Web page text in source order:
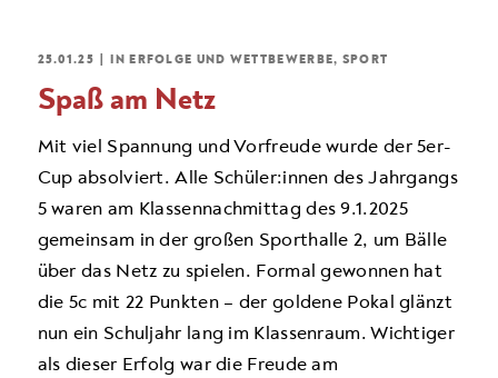
25.01.25 INERFOLGE UND WETTBEWERBE, SPORT
Spaß am Netz
Mit viel Spannung und Vorfreude wurde der 5er-
Cup absolviert. Alle Schüler:innen des Jahrgangs
5 waren am Klassennachmittag des 9.1.2025
gemeinsam in der großen Sporthalle 2, um Bälle
über das Netz zu spielen. Formal gewonnen hat
die 5c mit 22 Punkten – der goldene Pokal glänzt
nun ein Schuljahr lang im Klassenraum. Wichtiger
als dieser Erfolg war die Freude am